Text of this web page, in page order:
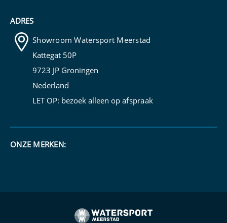
ADRES
Showroom Watersport Meerstad
Kattegat 50P
9723 JP Groningen
Nederland
LET OP: bezoek alleen op afspraak
ONZE MERKEN: